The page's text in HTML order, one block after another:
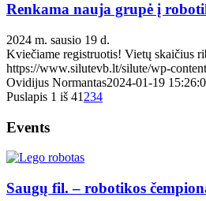
Renkama nauja grupė į
2024 m. sausio 19 d.
Kviečiame registruotis! Vietų skaičius
https://www.silutevb.lt/silute/wp-
Ovidijus Normantas2024-01-19
Puslapis 1 iš 41 234
Events
Saugų fil. – robotikos